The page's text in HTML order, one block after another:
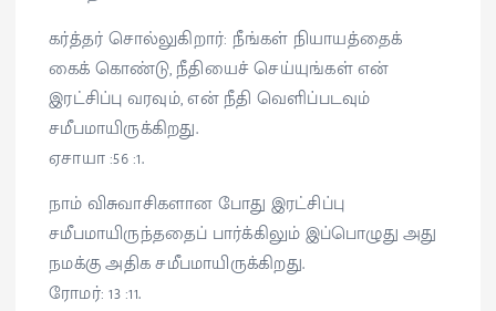
கர்த்தர் சொல்லுகிறார்: நீங்கள் நியாயத்தைக்
கைக் கொண்டு, நீதியைச் செய்யுங்கள் என்
இரட்சிப்பு வரவும், என் நீதி வெளிப்படவும்
சமீபமாயிருக்கிறது.
ஏசாயா :56 :1.
நாம் விசுவாசிகளான போது இரட்சிப்பு
சமீபமாயிருந்ததைப் பார்க்கிலும் இப்பொழுது அது
நமக்கு அதிக சமீபமாயிருக்கிறது.
ரோமர்: 13 :11.